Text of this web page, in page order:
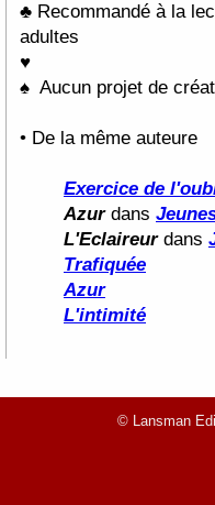
♣ Recommandé à la
adultes
♥
♠ Aucun projet de
• De la même auteure
Exercice de
Azurdans
L'Eclaireurdans
Trafiquée
Azur
L'intimité
© Lansman